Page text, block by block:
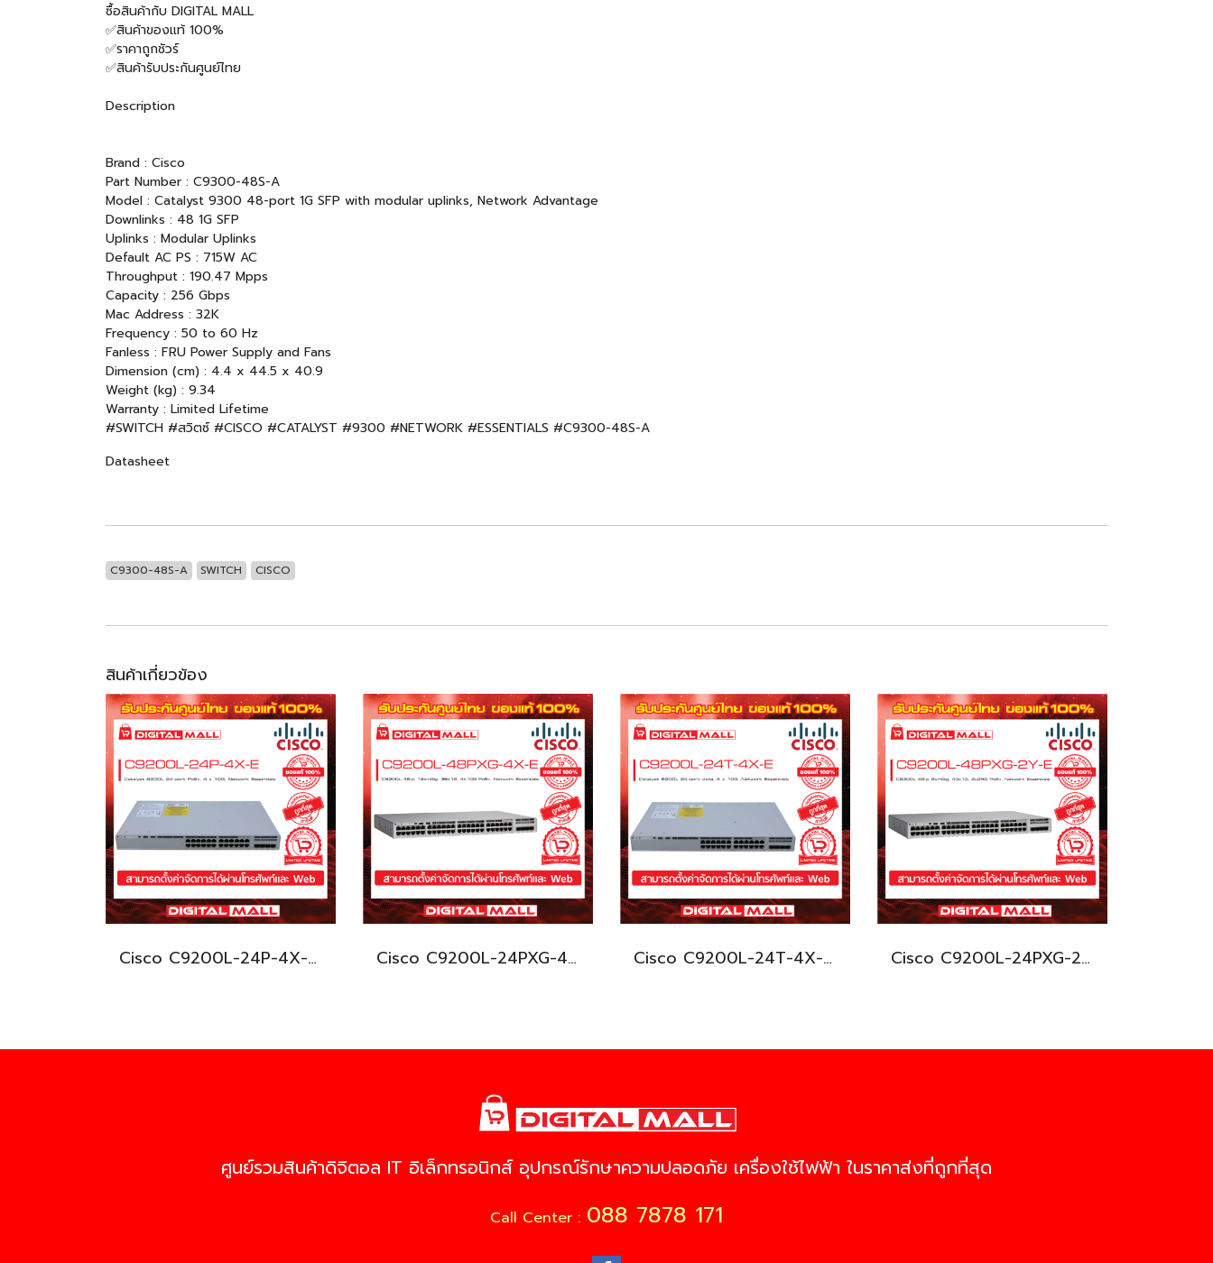
ซื้อสินค้ากับ DIGITAL MALL
✅สินค้าของแท้ 100%
✅ราคาถูกชัวร์
✅สินค้ารับประกันศูนย์ไทย
Description
Brand : Cisco
Part Number : C9300-48S-A
Model : Catalyst 9300 48-port 1G SFP with modular uplinks, Network Advantage
Downlinks : 48 1G SFP
Uplinks : Modular Uplinks
Default AC PS : 715W AC
Throughput : 190.47 Mpps
Capacity : 256 Gbps
Mac Address : 32K
Frequency : 50 to 60 Hz
Fanless : FRU Power Supply and Fans
Dimension (cm) : 4.4 x 44.5 x 40.9
Weight (kg) : 9.34
Warranty : Limited Lifetime
#SWITCH #สวิตซ์ #CISCO #CATALYST #9300 #NETWORK #ESSENTIALS #C9300-48S-A
Datasheet
C9300-48S-A SWITCH CISCO
สินค้าเกี่ยวข้อง
Cisco C9200L-24P-4X-E อุปกรณ์ขยายสัญญาณ (Gigabit Switch Hub) Cisco C9200L-24PXG-4X-E อุปกรณ์ขยายสัญญาณ (Gigabit Switch Hub) Cisco C9200L-24T-4X-E อุปกรณ์ขยายสัญญาณ (Gigabit Switch Hub) Cisco C9200L-24PXG-2Y-E อุปกรณ์ขยายสัญญาณ (Gigabit Switch Hub)
ศูนย์รวมสินค้าดิจิตอล IT อิเล็กทรอนิกส์ อุปกรณ์รักษาความปลอดภัย เครื่องใช้ไฟฟ้า ในราคาส่งที่ถูกที่สุด
Call Center : 088 7878 171